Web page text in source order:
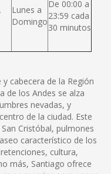
Lunes a
Domingo
De 00:00 a
23:59 cada
30 minutos
cabecera de la Región
de los Andes se alza
nevadas, y
de la ciudad. Este
Cristóbal, pulmones
característico de los
cultura,
más, Santiago ofrece